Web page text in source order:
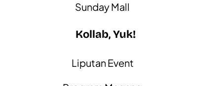
Sunday Mall
Kollab, Yuk!
Liputan Event